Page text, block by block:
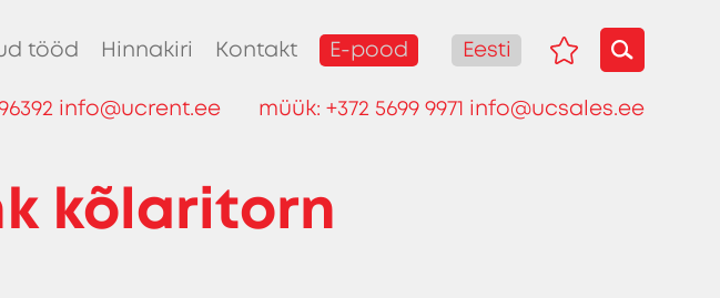
tööd Hinnakiri Kontakt E-pood Eesti
info@ucrent.ee müük: +372 5699 9971 info@ucsales.ee
kõlaritorn